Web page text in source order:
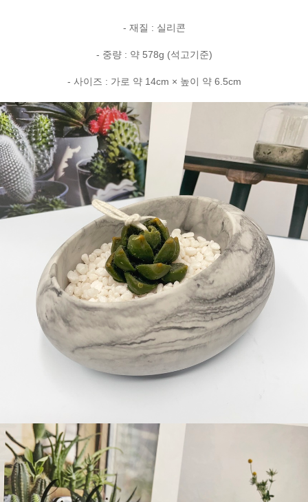
- 재질 : 실리콘
- 중량 : 약 578g (석고기준)
- 사이즈 : 가로 약 14cm × 높이 약 6.5cm